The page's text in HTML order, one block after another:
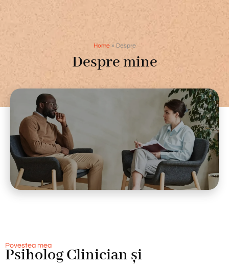
Home» Despre
Despre mine
Povestea mea
Psiholog Clinician și